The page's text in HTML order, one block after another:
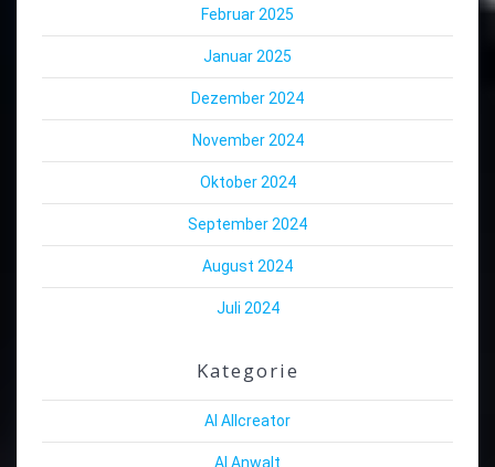
Februar 2025
Januar 2025
Dezember 2024
November 2024
Oktober 2024
September 2024
August 2024
Juli 2024
Kategorie
AI Allcreator
AI Anwalt